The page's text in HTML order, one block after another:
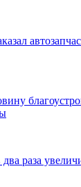
раза